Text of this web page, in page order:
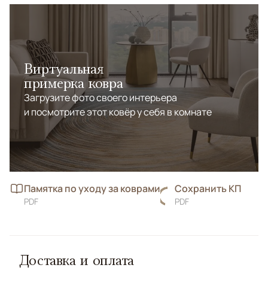
Виртуальная
примерка ковра
Загрузите фото своего интерьера
и посмотрите этот ковёр у себя в комнате
Памятка по уходу за коврами
PDF
Сохранить КП
PDF
Доставка и оплата